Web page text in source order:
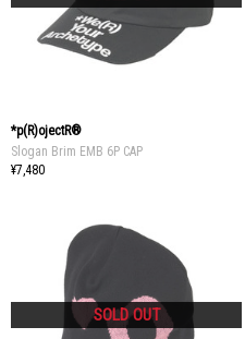
*p(R)ojectR®
Slogan Brim EMB 6P CAP
¥7,480